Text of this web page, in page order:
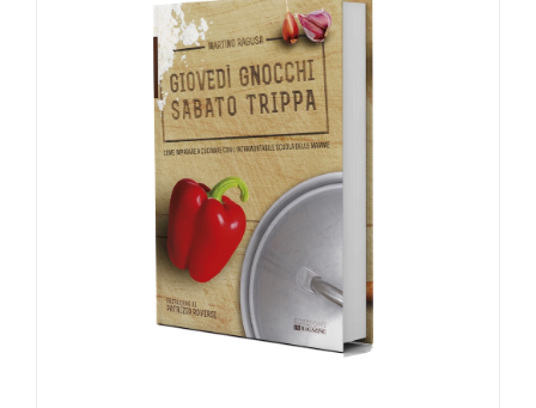
AGGIUNGI AL CARRELLO /